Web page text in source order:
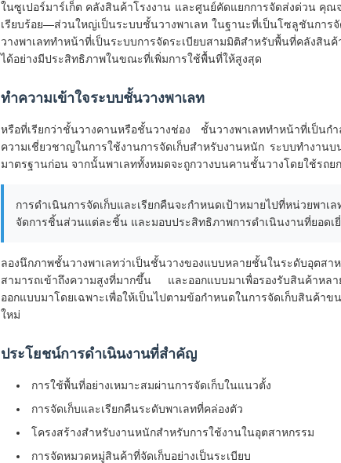
ในซูเปอร์มาร์เก็ต คลังสินค้าโรงงาน และศูนย์คัดแยกการจัดส่งด่วน คุ
เรียบร้อย—ส่วนใหญ่เป็นระบบชั้นวางพาเลท ในฐานะที่เป็นโซลูชันการ
วางพาเลททำหน้าที่เป็นระบบการจัดระเบียบสามมิติสำหรับพื้นที่คลังสิน
ได้อย่างมีประสิทธิภาพในขณะที่เพิ่มการใช้พื้นที่ให้สูงสุด
ทำความเข้าใจระบบชั้นวางพาเลท
หรือที่เรียกว่าชั้นวางคานหรือชั้นวางช่อง ชั้นวางพาเลททำหน้าที่เป็น
ความเชี่ยวชาญในการใช้งานการจัดเก็บสำหรับงานหนัก ระบบทำงาน
มาตรฐานก่อน จากนั้นพาเลททั้งหมดจะถูกวางบนคานชั้นวางโดยใช้รถ
การดำเนินการจัดเก็บและเรียกคืนจะกำหนดเป้าหมายไปที่หน่วยพา
จัดการชิ้นส่วนแต่ละชิ้น และมอบประสิทธิภาพการดำเนินงานที่ยอดเ
ลองนึกภาพชั้นวางพาเลทว่าเป็นชั้นวางของแบบหลายชั้นในระดับอุตส
สามารถเข้าถึงความสูงที่มากขึ้น และออกแบบมาเพื่อรองรับสินค้าห
ออกแบบมาโดยเฉพาะเพื่อให้เป็นไปตามข้อกำหนดในการจัดเก็บสินค้า
ใหม่
ประโยชน์การดำเนินงานที่สำคัญ
การใช้พื้นที่อย่างเหมาะสมผ่านการจัดเก็บในแนวตั้ง
การจัดเก็บและเรียกคืนระดับพาเลทที่คล่องตัว
โครงสร้างสำหรับงานหนักสำหรับการใช้งานในอุตสาหกรรม
การจัดหมวดหมู่สินค้าที่จัดเก็บอย่างเป็นระเบียบ